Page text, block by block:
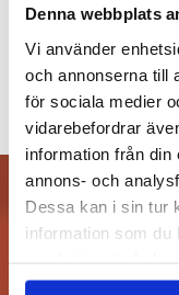
Denna webbplats
Vi använder
och annonserna till
för sociala medier
vidarebefordrar
information från din
annons- och
Dessa kan i sin tur
information som du
Iskall sinnesfrid
€ 23.00
SLUT I LAGER
få -